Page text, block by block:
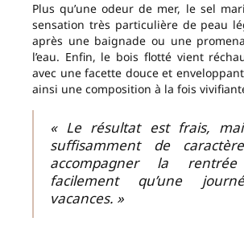
Plus qu’une odeur de mer, le sel
sensation très particulière de peau
après une baignade ou une
l’eau. Enfin, le bois flotté vient
avec une facette douce et
ainsi une composition à la fois
« Le résultat est frais,
suffisamment de
accompagner la
facilement qu’une
vacances. »